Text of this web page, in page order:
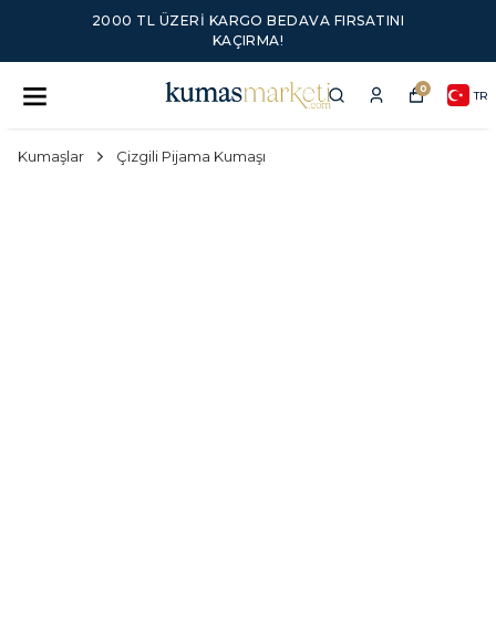
2000 TL ÜZERI KARGO BEDAVA FIRSATINI
KAÇIRMA!
0 TR
Kumaşlar Çizgili Pijama Kumaşı